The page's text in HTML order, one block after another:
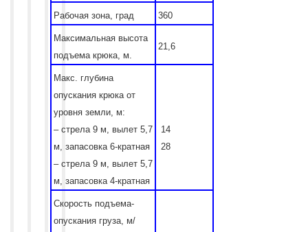
Рабочая зона, град 360
Максимальная высота
подъема крюка, м.
21,6
Макс. глубина
опускания крюка от
уровня земли, м:
– стрела 9 м, вылет 5,7
м, запасовка 6-кратная
– стрела 9 м, вылет 5,7
м, запасовка 4-кратная
14
28
Скорость подъема-
опускания груза, м/